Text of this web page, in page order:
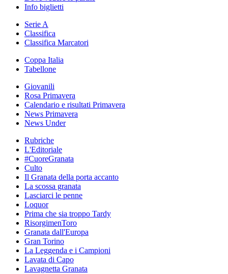
Info biglietti
Serie A
Classifica
Classifica Marcatori
Coppa Italia
Tabellone
Giovanili
Rosa Primavera
Calendario e risultati Primavera
News Primavera
News Under
Rubriche
L'Editoriale
#CuoreGranata
Culto
Il Granata della porta accanto
La scossa granata
Lasciarci le penne
Loquor
Prima che sia troppo Tardy
RisorgimenToro
Granata dall'Europa
Gran Torino
La Leggenda e i Campioni
Lavata di Capo
Lavagnetta Granata